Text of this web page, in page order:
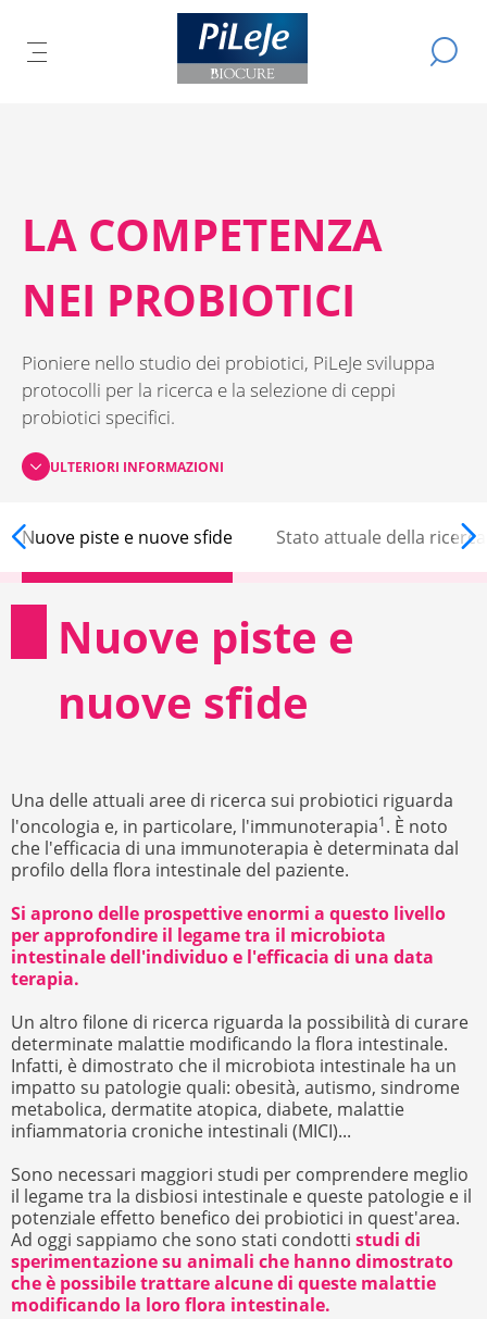
APRI
Tutti
prodotti
Cerca
LA COMPETENZA
NEI PROBIOTICI
Pioniere nello studio dei probiotici, PiLeJe sviluppa
protocolli per la ricerca e la selezione di ceppi
probiotici specifici.
ULTERIORI INFORMAZIONI
Nuove piste e nuove sfide Stato attuale della
Nuove piste e
nuove sfide
Una delle attuali aree di ricerca sui probiotici riguarda
l'oncologia e, in particolare, l'immunoterapia1. È noto
che l'efficacia di una immunoterapia è determinata dal
profilo della flora intestinale del paziente.
Si aprono delle prospettive enormi a questo livello
per approfondire il legame tra il microbiota
intestinale dell'individuo e l'efficacia di una data
terapia.
Un altro filone di ricerca riguarda la possibilità di curare
determinate malattie modificando la flora intestinale.
Infatti, è dimostrato che il microbiota intestinale ha un
impatto su patologie quali: obesità, autismo, sindrome
metabolica, dermatite atopica, diabete, malattie
infiammatoria croniche intestinali (MICI)...
Sono necessari maggiori studi per comprendere meglio
il legame tra la disbiosi intestinale e queste patologie e il
potenziale effetto benefico dei probiotici in quest'area.
Ad oggi sappiamo che sono stati condotti studi di
sperimentazione su animali che hanno dimostrato
che è possibile trattare alcune di queste malattie
modificando la loro flora intestinale.